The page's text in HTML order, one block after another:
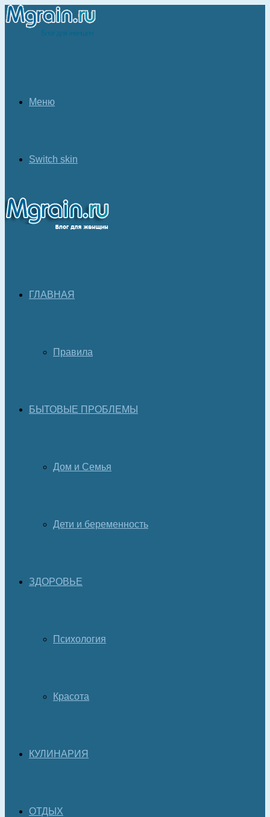
Меню
Switch skin
ГЛАВНАЯ
Правила
БЫТОВЫЕ ПРОБЛЕМЫ
Дом и Семья
Дети и беременность
ЗДОРОВЬЕ
Психология
Красота
КУЛИНАРИЯ
ОТДЫХ